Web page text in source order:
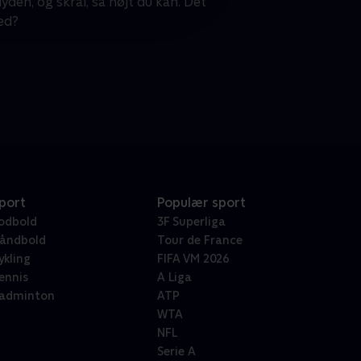
Populær sport
3F Superliga
Tour de France
FIFA VM 2026
A Liga
ATP
WTA
NFL
Serie A